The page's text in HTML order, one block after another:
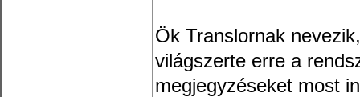
Ök Translornak
világszerte erre a
megjegyzéseket most